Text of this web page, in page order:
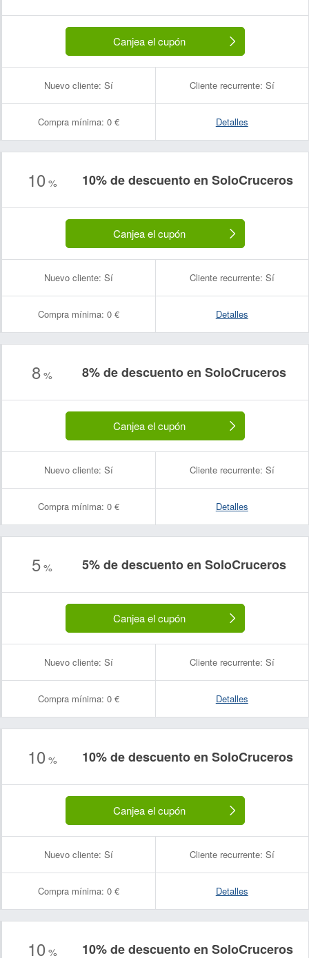
Canjea el cupón
Nuevo cliente: Sí Cliente recurrente: Sí
Compra mínima: 0 € Detalles
10 % 10% de descuento en SoloCruceros
Canjea el cupón
Nuevo cliente: Sí Cliente recurrente: Sí
Compra mínima: 0 € Detalles
8% 8% de descuento en SoloCruceros
Canjea el cupón
Nuevo cliente: Sí Cliente recurrente: Sí
Compra mínima: 0 € Detalles
5% 5% de descuento en SoloCruceros
Canjea el cupón
Nuevo cliente: Sí Cliente recurrente: Sí
Compra mínima: 0 € Detalles
10 % 10% de descuento en SoloCruceros
Canjea el cupón
Nuevo cliente: Sí Cliente recurrente: Sí
Compra mínima: 0 € Detalles
10 % 10% de descuento en SoloCruceros